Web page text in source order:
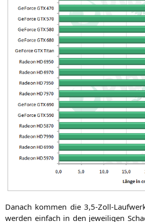
Danach kom­men die 3,5‑Zoll-
wer­den ein­fach in den jewei­li­gen